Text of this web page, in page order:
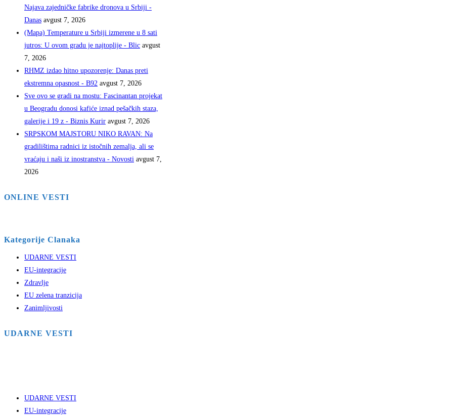
Najava zajedničke fabrike dronova u Srbiji -
Danas avgust 7, 2026
(Mapa) Temperature u Srbiji izmerene u 8 sati
jutros: U ovom gradu je najtoplije - Blic avgust
7, 2026
RHMZ izdao hitno upozorenje: Danas preti
ekstremna opasnost - B92 avgust 7, 2026
Sve ovo se gradi na mostu: Fascinantan projekat
u Beogradu donosi kafiće iznad pešačkih staza,
galerije i 19 z - Biznis Kurir avgust 7, 2026
SRPSKOM MAJSTORU NIKO RAVAN: Na
gradilištima radnici iz istočnih zemalja, ali se
vraćaju i naši iz inostranstva - Novosti avgust 7,
2026
ONLINE VESTI
Kategorije Clanaka
UDARNE VESTI
EU-integracije
Zdravlje
EU zelena tranzicija
Zanimljivosti
UDARNE VESTI
UDARNE VESTI
EU-integracije